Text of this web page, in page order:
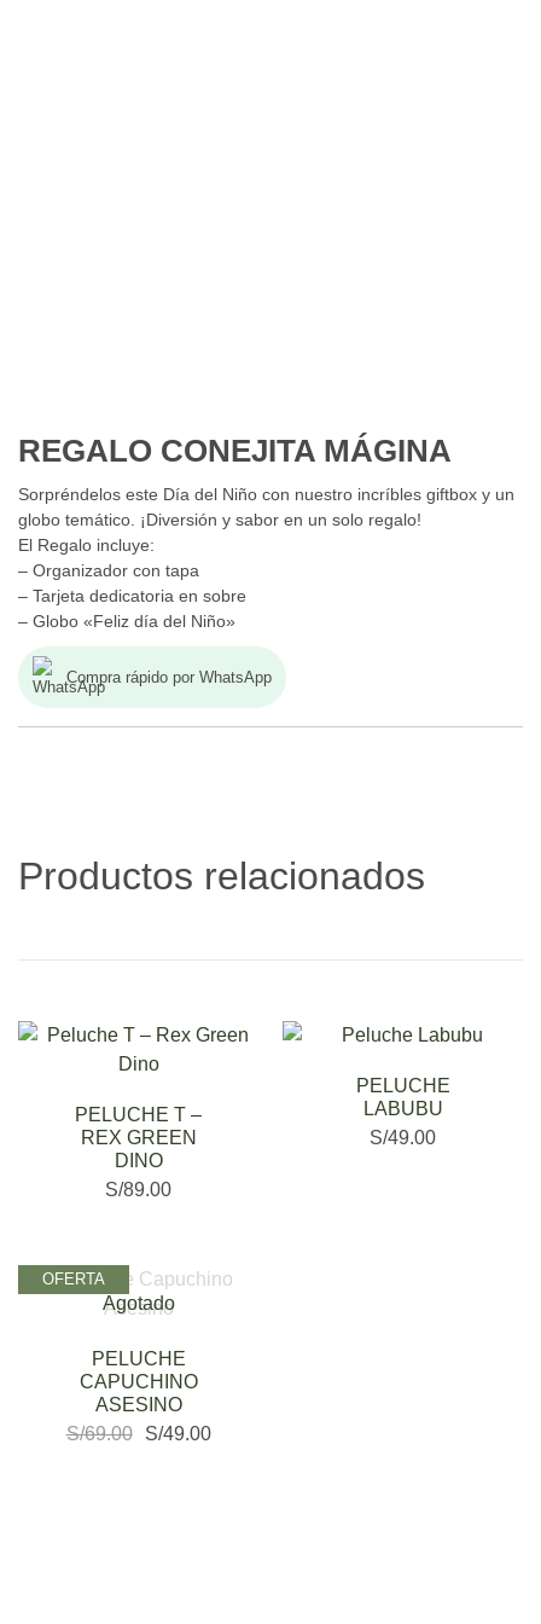
REGALO CONEJITA MÁGINA
Sorpréndelos este Día del Niño con nuestro incríbles giftbox y un
globo temático. ¡Diversión y sabor en un solo regalo!
El Regalo incluye:
– Organizador con tapa
– Tarjeta dedicatoria en sobre
– Globo «Feliz día del Niño»
Compra rápido por WhatsApp
Productos relacionados
PELUCHE T –
REX GREEN
DINO
S/89.00
PELUCHE
LABUBU
S/49.00
OFERTA
Agotado
PELUCHE
CAPUCHINO
ASESINO
S/69.00 S/49.00